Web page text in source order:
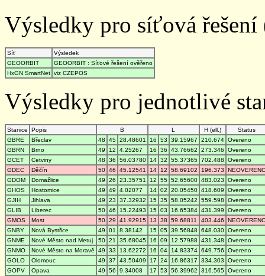
Výsledky pro síťová
Síť
Výsledek
GEOORBIT
GEOORBIT : Síťové řešení ověřeno
HxGN SmartNet viz CZEPOS
Výsledky pro jednotlivé
Stanice Popis B L H (ell.)
Status
GBRE
Břeclav 48 45 28.48601 16 53 39.15967 210.674 Overeno
GBRN
Brno 49 12 4.25267 16 36 43.76662 273.346
Overeno
GCET
Cetviny 48 36 56.03780 14 32 55.37365 702.488
Overeno
GDEC
Děčín 50 46 45.12541 14 12 58.69102 196.373
GDOM
Domažlice 49 26 23.35751 12 55 52.65600 483.023
Overeno
GHOS
Hostomice 49 49 4.02077 14 02 20.05450 418.609
Overeno
GJIH
Jihlava 49 23 37.32932 15 35 58.05242 559.598
Overeno
GLIB
Liberec 50 46 15.22493 15 03 16.65384 431.399
Overeno
GMOS
Most 50 29 41.92915 13 38 59.68811 403.446
GNBY
Nová Bystřice 49 01 8.38142 15 05 39.56848 648.030 Overeno
GNME
Nové Město nad Metuj 50 21 35.68045 16 09 12.57988 431.348
Overeno
GNMO
Nové Město na Moravě 49 33 13.62272 16 04 14.83374 649.756
Overeno
GOLO
Olomouc 49 37 43.50409 17 24 16.86317 334.303
Overeno
GOPV
Opava 49 56 9.34008 17 53 56.39962 316.565 Overeno